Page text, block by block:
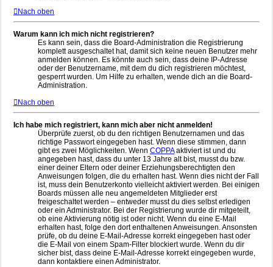
Nach oben
Warum kann ich mich nicht registrieren?
Es kann sein, dass die Board-Administration die Registrierung
komplett ausgeschaltet hat, damit sich keine neuen Benutzer mehr
anmelden können. Es könnte auch sein, dass deine IP-Adresse
oder der Benutzername, mit dem du dich registrieren möchtest,
gesperrt wurden. Um Hilfe zu erhalten, wende dich an die Board-
Administration.
Nach oben
Ich habe mich registriert, kann mich aber nicht anmelden!
Überprüfe zuerst, ob du den richtigen Benutzernamen und das
richtige Passwort eingegeben hast. Wenn diese stimmen, dann
gibt es zwei Möglichkeiten. Wenn COPPAaktiviert ist und du
angegeben hast, dass du unter 13 Jahre alt bist, musst du bzw.
einer deiner Eltern oder deiner Erziehungsberechtigten den
Anweisungen folgen, die du erhalten hast. Wenn dies nicht der Fall
ist, muss dein Benutzerkonto vielleicht aktiviert werden. Bei einigen
Boards müssen alle neu angemeldeten Mitglieder erst
freigeschaltet werden – entweder musst du dies selbst erledigen
oder ein Administrator. Bei der Registrierung wurde dir mitgeteilt,
ob eine Aktivierung nötig ist oder nicht. Wenn du eine E-Mail
erhalten hast, folge den dort enthaltenen Anweisungen. Ansonsten
prüfe, ob du deine E-Mail-Adresse korrekt eingegeben hast oder
die E-Mail von einem Spam-Filter blockiert wurde. Wenn du dir
sicher bist, dass deine E-Mail-Adresse korrekt eingegeben wurde,
dann kontaktiere einen Administrator.